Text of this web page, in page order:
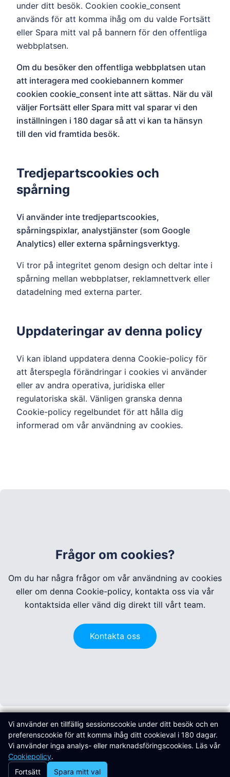
under ditt besök. Cookien cookie_consent
används för att komma ihåg om du valde Fortsätt
eller Spara mitt val på bannern för den offentliga
webbplatsen.
Om du besöker den offentliga webbplatsen utan
att interagera med cookiebannern kommer
cookien cookie_consent inte att sättas. När du väl
väljer Fortsätt eller Spara mitt val sparar vi den
inställningen i 180 dagar så att vi kan ta hänsyn
till den vid framtida besök.
Tredjepartscookies och
spårning
Vi använder inte tredjepartscookies,
spårningspixlar, analystjänster (som Google
Analytics) eller externa spårningsverktyg.
Vi tror på integritet genom design och deltar inte i
spårning mellan webbplatser, reklamnettverk eller
datadelning med externa parter.
Uppdateringar av denna policy
Vi kan ibland uppdatera denna Cookie-policy för
att återspegla förändringar i cookies vi använder
eller av andra operativa, juridiska eller
regulatoriska skäl. Vänligen granska denna
Cookie-policy regelbundet för att hålla dig
informerad om vår användning av cookies.
Frågor om cookies?
Om du har några frågor om vår användning av cookies
eller om denna Cookie-policy, kontakta oss via vår
kontaktsida eller vänd dig direkt till vårt team.
Kontakta oss
Är du redo?
Redo atttransformera
Vi använder en tillfällig sessionscookie under ditt besök och en
preferenscookie för att komma ihåg ditt cookieval i 180 dagar.
Vi använder inga analys- eller marknadsföringscookies. Läs vår
Cookiepolicy.
Fortsätt
Spara mitt val